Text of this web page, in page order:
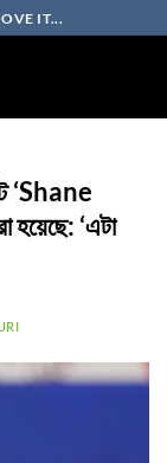
IT...
‘Shane
‘এটা